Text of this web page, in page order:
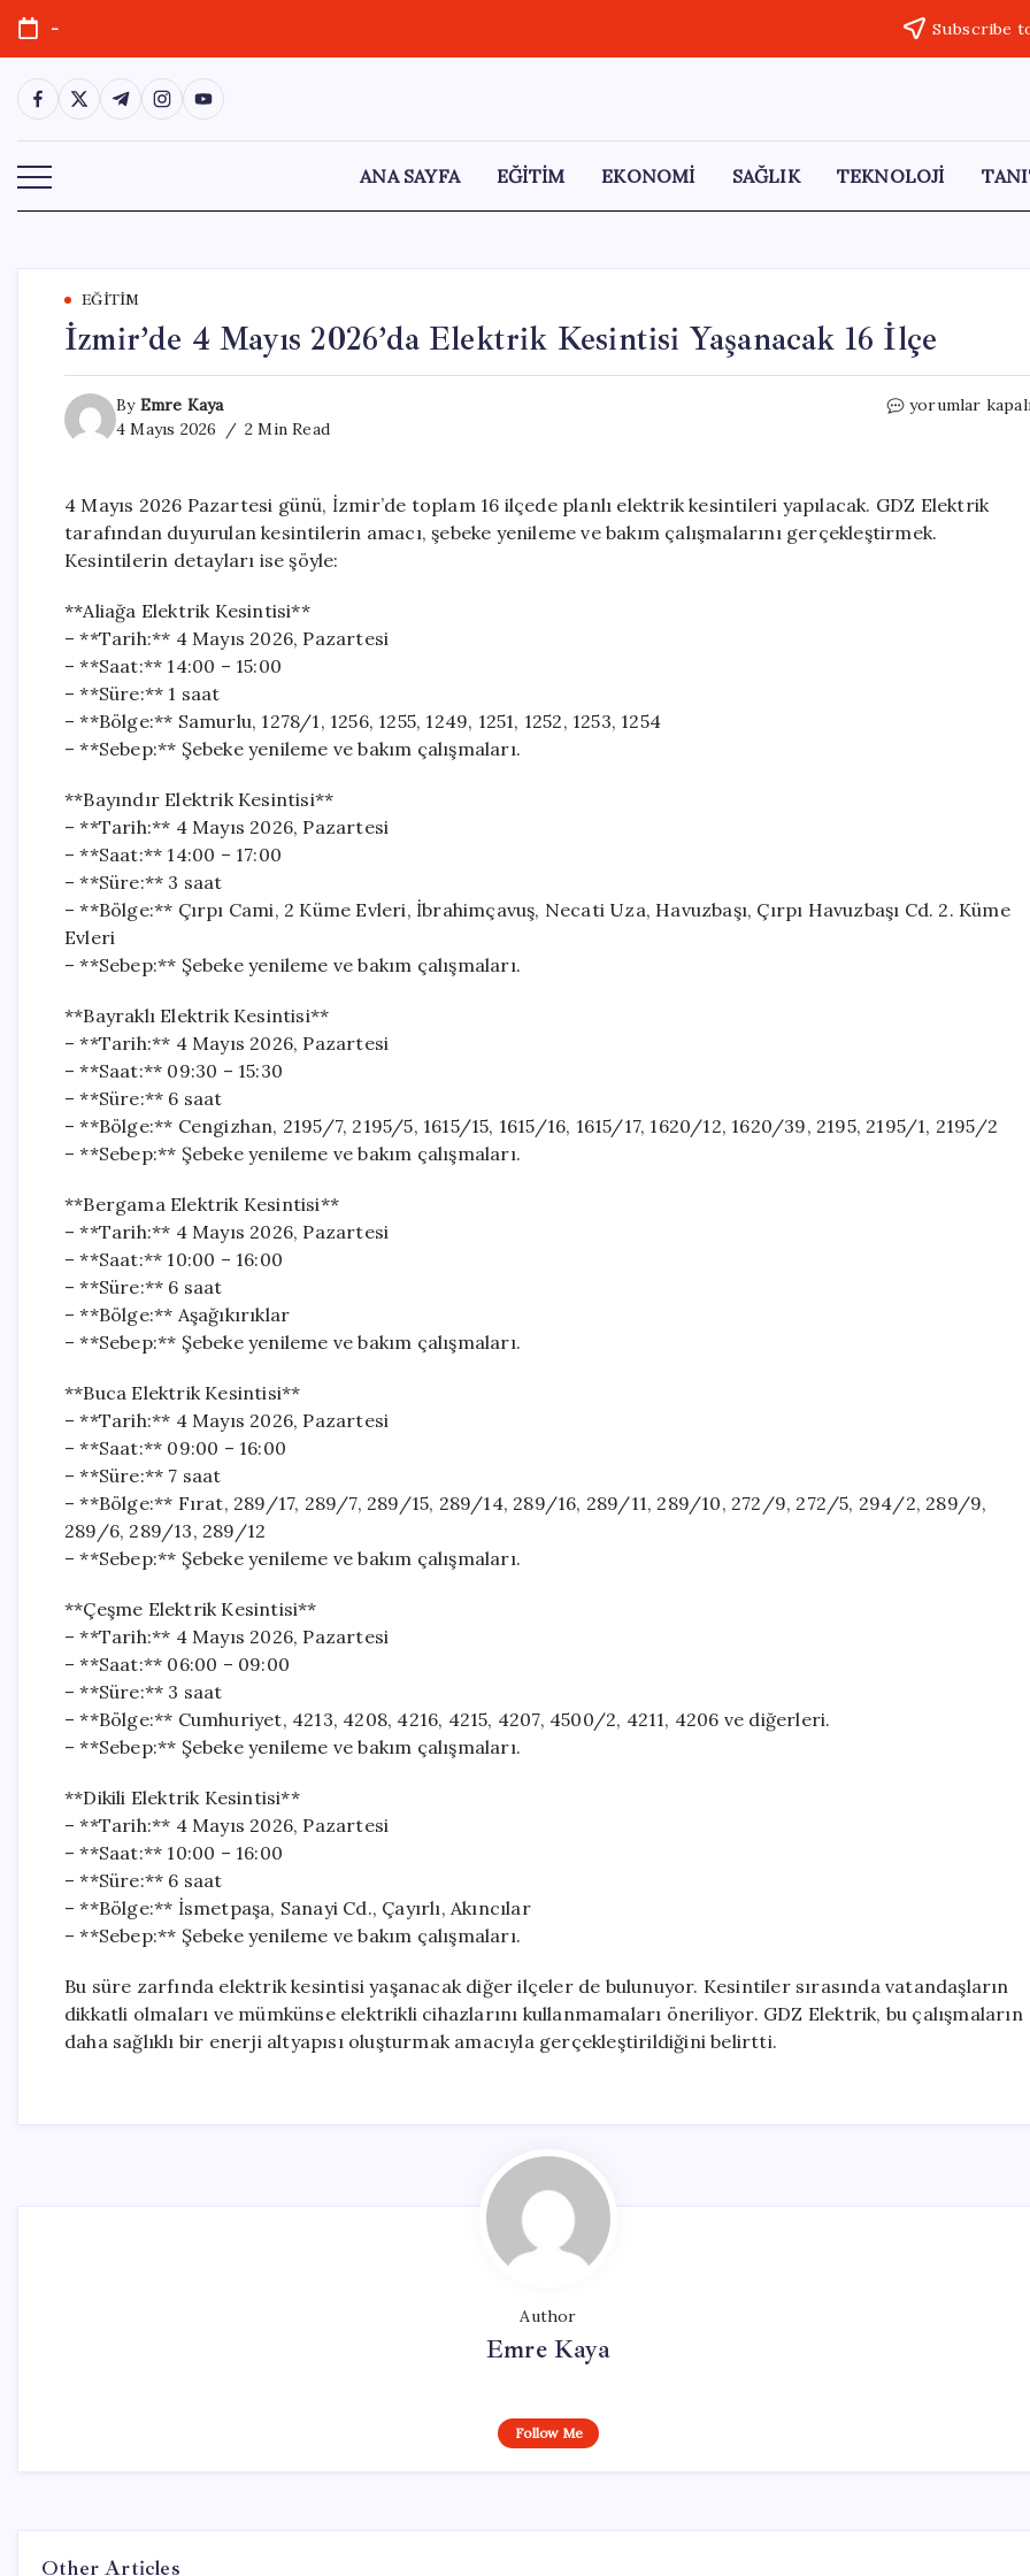
Skip
content
- Subscribe
https://www.facebook.com/
https://twitter.com/
https://t.me/
https://www.instagram.com/
https://youtube.com/
ANA SAYFA EĞİTİM EKONOMİ SAĞLIK TEKNOLOJİ
EĞITIM
İzmir’de 4 Mayıs 2026’da Elektrik Kesintisi Yaşanacak 16 İlçe
By Emre Kaya
4 Mayıs 2026
2 Min Read
İzmir’de
Elektrik
Kesintisi
yorumlar
4 Mayıs 2026 Pazartesi günü, İzmir’de toplam 16 ilçede planlı elektrik kesintileri yapılacak. GDZ Elektrik
tarafından duyurulan kesintilerin amacı, şebeke yenileme ve bakım çalışmalarını gerçekleştirmek.
Kesintilerin detayları ise şöyle:
**Aliağa Elektrik Kesintisi**
– **Tarih:** 4 Mayıs 2026, Pazartesi
– **Saat:** 14:00 – 15:00
– **Süre:** 1 saat
– **Bölge:** Samurlu, 1278/1, 1256, 1255, 1249, 1251, 1252, 1253, 1254
– **Sebep:** Şebeke yenileme ve bakım çalışmaları.
**Bayındır Elektrik Kesintisi**
– **Tarih:** 4 Mayıs 2026, Pazartesi
– **Saat:** 14:00 – 17:00
– **Süre:** 3 saat
– **Bölge:** Çırpı Cami, 2 Küme Evleri, İbrahimçavuş, Necati Uza, Havuzbaşı, Çırpı Havuzbaşı Cd. 2. Küme
Evleri
– **Sebep:** Şebeke yenileme ve bakım çalışmaları.
**Bayraklı Elektrik Kesintisi**
– **Tarih:** 4 Mayıs 2026, Pazartesi
– **Saat:** 09:30 – 15:30
– **Süre:** 6 saat
– **Bölge:** Cengizhan, 2195/7, 2195/5, 1615/15, 1615/16, 1615/17, 1620/12, 1620/39, 2195, 2195/1, 2195/2
– **Sebep:** Şebeke yenileme ve bakım çalışmaları.
**Bergama Elektrik Kesintisi**
– **Tarih:** 4 Mayıs 2026, Pazartesi
– **Saat:** 10:00 – 16:00
– **Süre:** 6 saat
– **Bölge:** Aşağıkırıklar
– **Sebep:** Şebeke yenileme ve bakım çalışmaları.
**Buca Elektrik Kesintisi**
– **Tarih:** 4 Mayıs 2026, Pazartesi
– **Saat:** 09:00 – 16:00
– **Süre:** 7 saat
– **Bölge:** Fırat, 289/17, 289/7, 289/15, 289/14, 289/16, 289/11, 289/10, 272/9, 272/5, 294/2, 289/9,
289/6, 289/13, 289/12
– **Sebep:** Şebeke yenileme ve bakım çalışmaları.
**Çeşme Elektrik Kesintisi**
– **Tarih:** 4 Mayıs 2026, Pazartesi
– **Saat:** 06:00 – 09:00
– **Süre:** 3 saat
– **Bölge:** Cumhuriyet, 4213, 4208, 4216, 4215, 4207, 4500/2, 4211, 4206 ve diğerleri.
– **Sebep:** Şebeke yenileme ve bakım çalışmaları.
**Dikili Elektrik Kesintisi**
– **Tarih:** 4 Mayıs 2026, Pazartesi
– **Saat:** 10:00 – 16:00
– **Süre:** 6 saat
– **Bölge:** İsmetpaşa, Sanayi Cd., Çayırlı, Akıncılar
– **Sebep:** Şebeke yenileme ve bakım çalışmaları.
Bu süre zarfında elektrik kesintisi yaşanacak diğer ilçeler de bulunuyor. Kesintiler sırasında vatandaşların
dikkatli olmaları ve mümkünse elektrikli cihazlarını kullanmamaları öneriliyor. GDZ Elektrik, bu çalışmaların
daha sağlıklı bir enerji altyapısı oluşturmak amacıyla gerçekleştirildiğini belirtti.
Author
Emre Kaya
Follow Me
Other Articles